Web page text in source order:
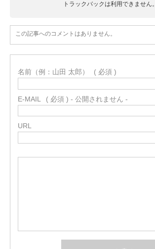
トラックバックは利用できません。
この記事へのコメントはありません。
名前（例：山田 太郎） ( 必須 )
E-MAIL ( 必須 ) - 公開されません -
URL